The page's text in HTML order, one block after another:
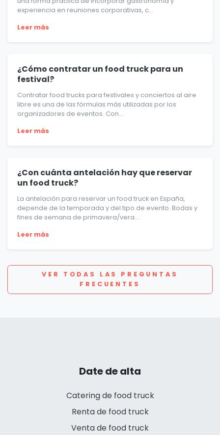
experiencia en reuniones corporativas, c...
Leer más
¿Cómo contratar un food truck para un
festival?
Contratar food trucks para festivales y conciertos al aire
libre es una de las fórmulas más utilizadas por los
organizadores de eventos. Con...
Leer más
¿Con cuánta antelación hay que reservar
un food truck?
La antelación para reservar un food truck en España,
depende de la temporada y del tipo de evento. Bodas y
fines de semana de primavera/vera...
Leer más
VER TODAS LAS PREGUNTAS
FRECUENTES
Date de alta
Catering de food truck
Renta de food truck
Venta de food truck